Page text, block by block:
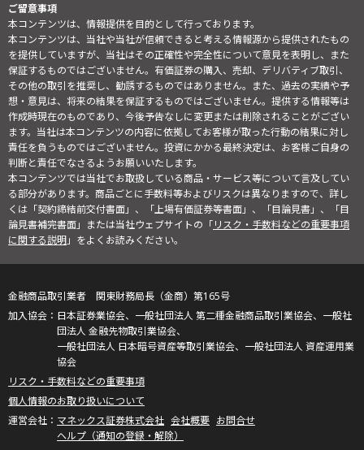
ご留意事項
本コンテンツは、情報提供を目的として行っております。
本コンテンツは、当社や当社が信頼できると考える情報源から提供されたもの
を提供していますが、当社はその正確性や完全性について意見を表明し、また
保証するものではございません。有価証券の購入、売却、デリバティブ取引、
その他の取引を推奨し、勧誘するものではありません。また、過去の実績や予
想・意見は、将来の結果を保証するものではございません。提供する情報等は
作成時現在のものであり、今後予告なしに変更または削除されることがござい
ます。当社は本コンテンツの内容に依拠してお客様が取った行動の結果に対し
責任を負うものではございません。投資にかかる最終決定は、お客様ご自身の
判断と責任でなさるようお願いいたします。
本コンテンツでは当社でお取扱している商品・サービス等について言及してい
る部分があります。商品ごとに手数料等およびリスクは異なりますので、詳し
くは「契約締結前交付書面」、「上場有価証券等書面」、「目論見書」、「目
論見書補完書面」または当社ウェブサイトの「リスク・手数料などの重要事項
に関する説明」をよくお読みください。
金融商品取引業者 関東財務局長（金商）第165号
日本証券業協会、一般社団法人 第二種金融商品取引業協会、一般社
団法人 金融先物取引業協会、
一般社団法人 日本暗号資産等取引業協会、一般社団法人 資産運用業
協会
リスク・手数料などの重要事項
個人情報のお取り扱いについて
マネックス証券株式会社 会社概要 お問合せ
ヘルプ（通知の登録・解除）